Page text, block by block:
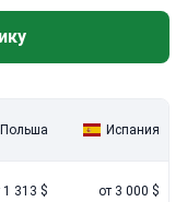
Польша Испания
1 313 $ от 3 000 $